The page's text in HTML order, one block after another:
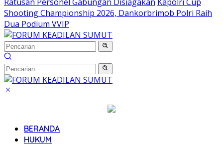
Shooting Championship 2026, Dankorbrimob Polri Raih
Dua Podium VVIP
BERANDA
HUKUM